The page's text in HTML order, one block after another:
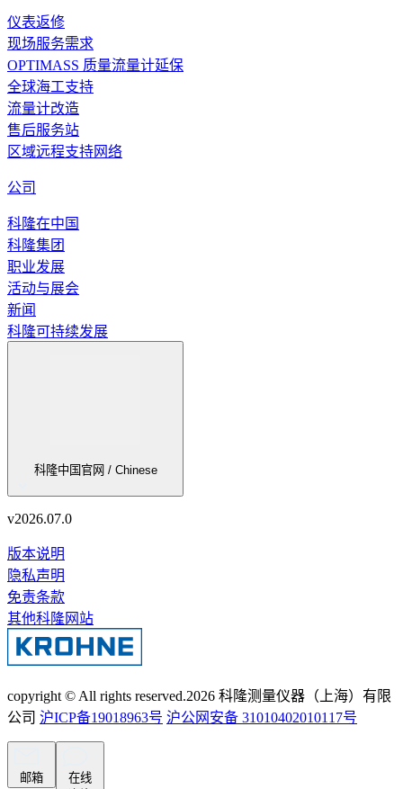
仪表返修
现场服务需求
OPTIMASS 质量流量计延保
全球海工支持
流量计改造
售后服务站
区域远程支持网络
公司
科隆在中国
科隆集团
职业发展
活动与展会
新闻
科隆可持续发展
科隆中国官网 / Chinese
v2026.07.0
版本说明
隐私声明
免责条款
其他科隆网站
copyright © All rights reserved.2026 科隆测量仪器（上海）有限
公司 沪ICP备19018963号 沪公网安备 31010402010117号
邮箱
在线